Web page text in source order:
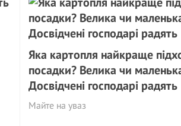
Яка картопля найкраще
посадки? Велика чи
Досвідчені господарі радять
Майте на уваз